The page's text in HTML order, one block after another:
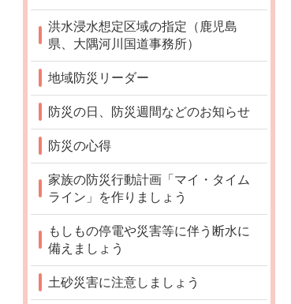
洪水浸水想定区域の指定（鹿児島
県、大隅河川国道事務所）
地域防災リーダー
防災の日、防災週間などのお知らせ
防災の心得
家族の防災行動計画「マイ・タイム
ライン」を作りましょう
もしもの停電や災害等に伴う断水に
備えましょう
土砂災害に注意しましょう